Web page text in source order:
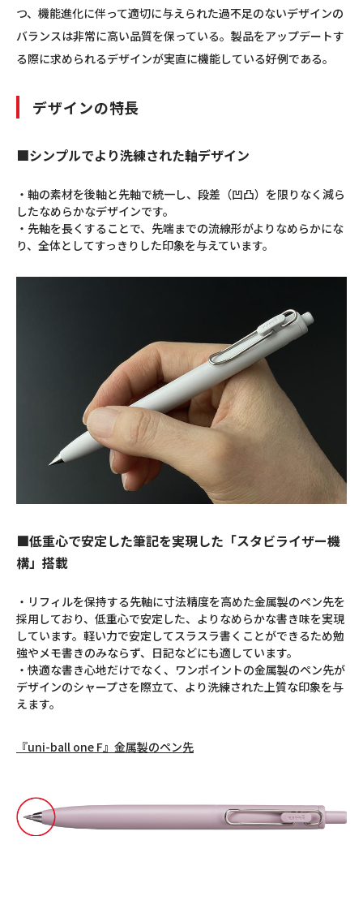
つ、機能進化に伴って適切に与えられた過不足のないデザインの
バランスは非常に高い品質を保っている。製品をアップデートす
る際に求められるデザインが実直に機能している好例である。
デザインの特長
■シンプルでより洗練された軸デザイン
・軸の素材を後軸と先軸で統一し、段差（凹凸）を限りなく減ら
したなめらかなデザインです。
・先軸を長くすることで、先端までの流線形がよりなめらかにな
り、全体としてすっきりした印象を与えています。
■低重心で安定した筆記を実現した「スタビライザー機
構」搭載
・リフィルを保持する先軸に寸法精度を高めた金属製のペン先を
採用しており、低重心で安定した、よりなめらかな書き味を実現
しています。軽い力で安定してスラスラ書くことができるため勉
強やメモ書きのみならず、日記などにも適しています。
・快適な書き心地だけでなく、ワンポイントの金属製のペン先が
デザインのシャープさを際立て、より洗練された上質な印象を与
えます。
『uni-ball one F』金属製のペン先